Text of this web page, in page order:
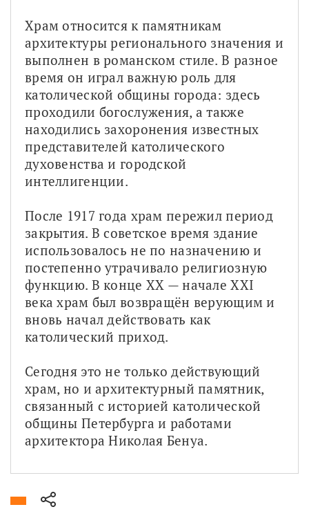
Храм относится к памятникам
архитектуры регионального значения и
выполнен в романском стиле. В разное
время он играл важную роль для
католической общины города: здесь
проходили богослужения, а также
находились захоронения известных
представителей католического
духовенства и городской
интеллигенции.
После 1917 года храм пережил период
закрытия. В советское время здание
использовалось не по назначению и
постепенно утрачивало религиозную
функцию. В конце XX — начале XXI
века храм был возвращён верующим и
вновь начал действовать как
католический приход.
Сегодня это не только действующий
храм, но и архитектурный памятник,
связанный с историей католической
общины Петербурга и работами
архитектора Николая Бенуа.